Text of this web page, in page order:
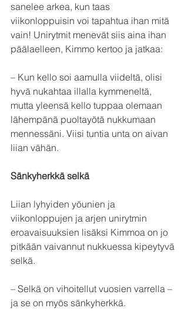
sanelee arkea, kun taas
viikonloppuisin voi tapahtua ihan mitä
vain! Unirytmit menevät siis aina ihan
päälaelleen, Kimmo kertoo ja jatkaa:
– Kun kello soi aamulla viideltä, olisi
hyvä nukahtaa illalla kymmeneltä,
mutta yleensä kello tuppaa olemaan
lähempänä puoltayötä nukkumaan
mennessäni. Viisi tuntia unta on aivan
liian vähän.
Sänkyherkkä selkä
Liian lyhyiden yöunien ja
viikonloppujen ja arjen unirytmin
eroavaisuuksien lisäksi Kimmoa on jo
pitkään vaivannut nukkuessa kipeytyvä
selkä.
– Selkä on vihoitellut vuosien varrella –
ja se on myös sänkyherkkä.